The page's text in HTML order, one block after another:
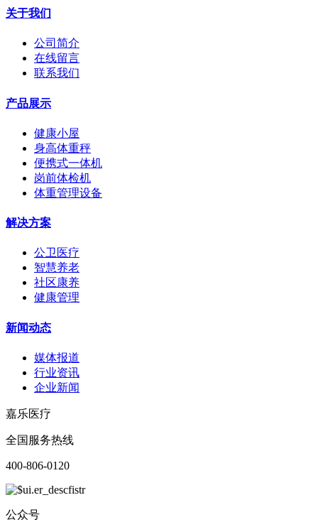
关于我们
公司简介
在线留言
联系我们
产品展示
健康小屋
身高体重秤
便携式一体机
岗前体检机
体重管理设备
解决方案
公卫医疗
智慧养老
社区康养
健康管理
新闻动态
媒体报道
行业资讯
企业新闻
嘉乐医疗
全国服务热线
400-806-0120
公众号